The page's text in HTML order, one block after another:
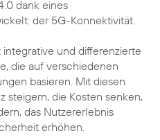
dank eines
der 5G-Konnektivität.
integrative und differenzierte
die auf verschiedenen
basieren. Mit diesen
steigern, die Kosten senken,
das Nutzererlebnis
erhöhen.